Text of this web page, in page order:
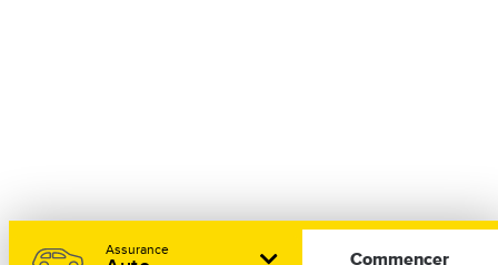
Assurance Commencer